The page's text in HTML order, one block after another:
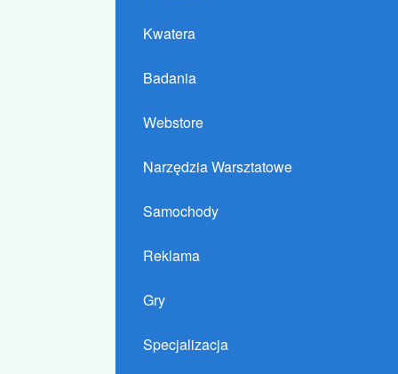
Kwatera
Badania
Webstore
Narzędzia Warsztatowe
Samochody
Reklama
Gry
Specjalizacja